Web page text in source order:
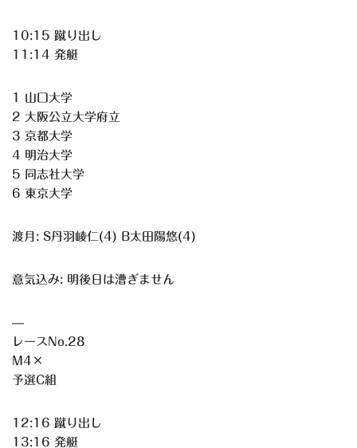
10:15 蹴り出し
11:14 発艇
1 山口大学
2 大阪公立大学府立
3 京都大学
4 明治大学
5 同志社大学
6 東京大学
渡月: S丹羽崚仁(4) B太田陽悠(4)
意気込み: 明後日は漕ぎません
—
レースNo.28
M4×
予選C組
12:16 蹴り出し
13:16 発艇